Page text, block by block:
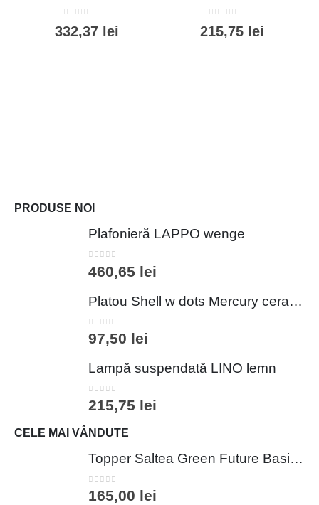
332,37 lei 215,75 lei
PRODUSE NOI
Plafonieră LAPPO wenge
0out of 5
460,65 lei
Platou Shell w dots Mercury ceramica multicolor 26x25.5x3 cm
0out of 5
97,50 lei
Lampă suspendată LINO lemn
0out of 5
215,75 lei
CELE MAI VÂNDUTE
Topper Saltea Green Future Basic Confort 80x190 cm Spuma Poliuretanica Elastica Husa PES 100%
0out of 5
165,00 lei